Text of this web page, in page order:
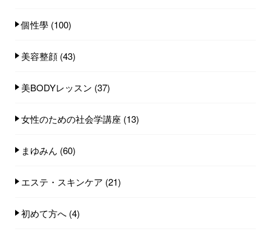
個性學 (100)
美容整顔 (43)
美BODYレッスン (37)
女性のための社会学講座 (13)
まゆみん (60)
エステ・スキンケア (21)
初めて方へ (4)